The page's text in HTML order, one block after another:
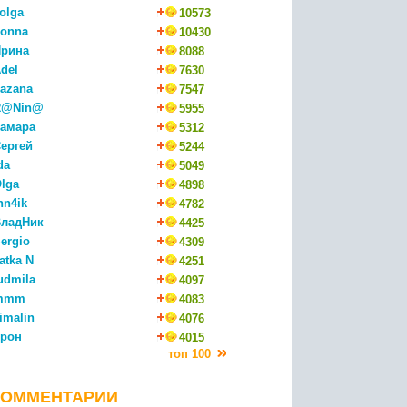
10573
10430
8088
7630
7547
5955
5312
5244
5049
4898
4782
4425
4309
N
4251
4097
4083
4076
4015
топ 100